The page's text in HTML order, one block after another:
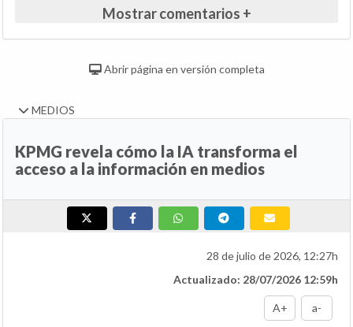
Mostrar comentarios +
Abrir página en versión completa
MEDIOS
KPMG revela cómo la IA transforma el
acceso a la información en medios
28 de julio de 2026, 12:27h
Actualizado: 28/07/2026 12:59h
A+ a-